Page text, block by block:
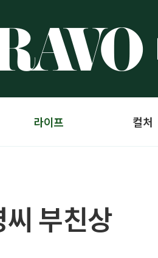
라이프 컬처
부친상